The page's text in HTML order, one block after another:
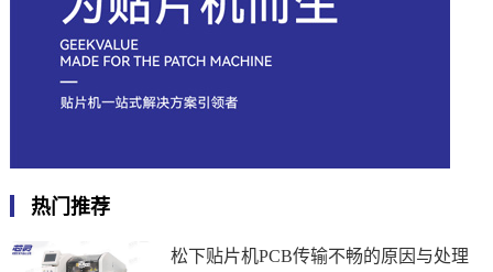
热门推荐
松下贴片机PCB传输不畅的原因与处理